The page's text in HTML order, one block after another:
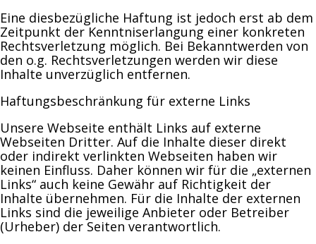
Eine diesbezügliche Haftung ist jedoch erst ab dem
Zeitpunkt der Kenntniserlangung einer konkreten
Rechtsverletzung möglich. Bei Bekanntwerden von
den o.g. Rechtsverletzungen werden wir diese
Inhalte unverzüglich entfernen.
Haftungsbeschränkung für externe Links
Unsere Webseite enthält Links auf externe
Webseiten Dritter. Auf die Inhalte dieser direkt
oder indirekt verlinkten Webseiten haben wir
keinen Einfluss. Daher können wir für die „externen
Links“ auch keine Gewähr auf Richtigkeit der
Inhalte übernehmen. Für die Inhalte der externen
Links sind die jeweilige Anbieter oder Betreiber
(Urheber) der Seiten verantwortlich.